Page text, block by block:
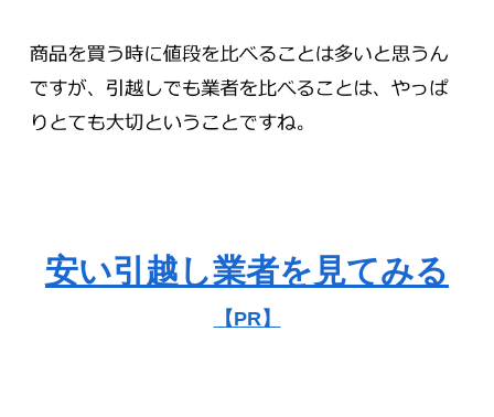
安い引越し業者を見てみる
【PR】